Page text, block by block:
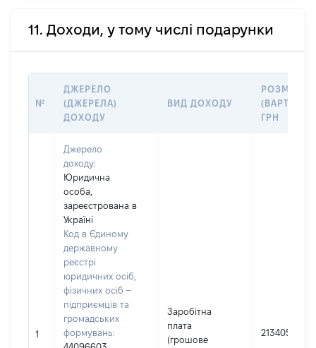
11. Доходи, у тому числі подарунки
№
ДЖЕРЕЛО
(ДЖЕРЕЛА)
ДОХОДУ
ВИД ДОХОДУ
РОЗМІР
ГРН
1
Джерело
доходу:
Юридична
особа,
зареєстрована в
Україні
Код в Єдиному
державному
реєстрі
юридичних осіб,
фізичних осіб –
підприємців та
громадських
формувань:
Заробітна
плата
(грошове
213405